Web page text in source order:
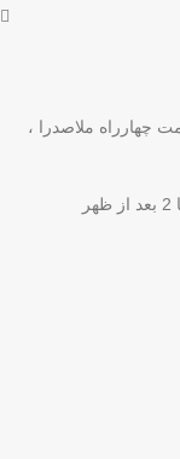
چهارراه ملاصدرا ،